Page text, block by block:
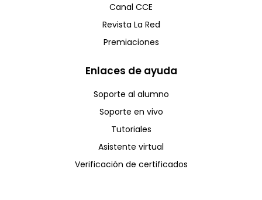
Canal CCE
Revista La Red
Premiaciones
Enlaces de ayuda
Soporte al alumno
Soporte en vivo
Tutoriales
Asistente virtual
Verificación de certificados